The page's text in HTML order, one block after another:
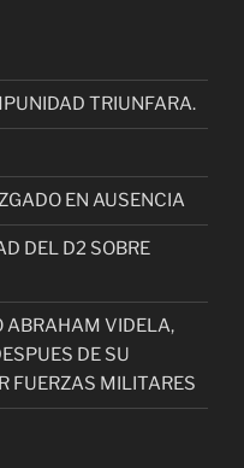
TRIUNFARA.
EN AUSENCIA
DEL D2 SOBRE
ABRAHAM VIDELA,
DE SU
FUERZAS MILITARES